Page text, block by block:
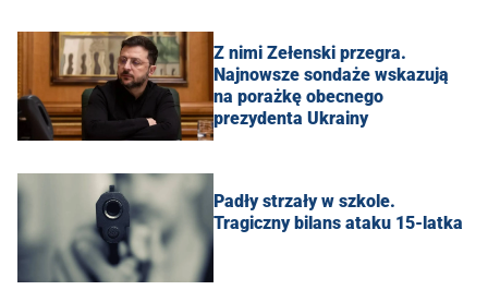
Z nimi Zełenski przegra.
Najnowsze sondaże wskazują
na porażkę obecnego
prezydenta Ukrainy
Padły strzały w szkole.
Tragiczny bilans ataku 15-latka